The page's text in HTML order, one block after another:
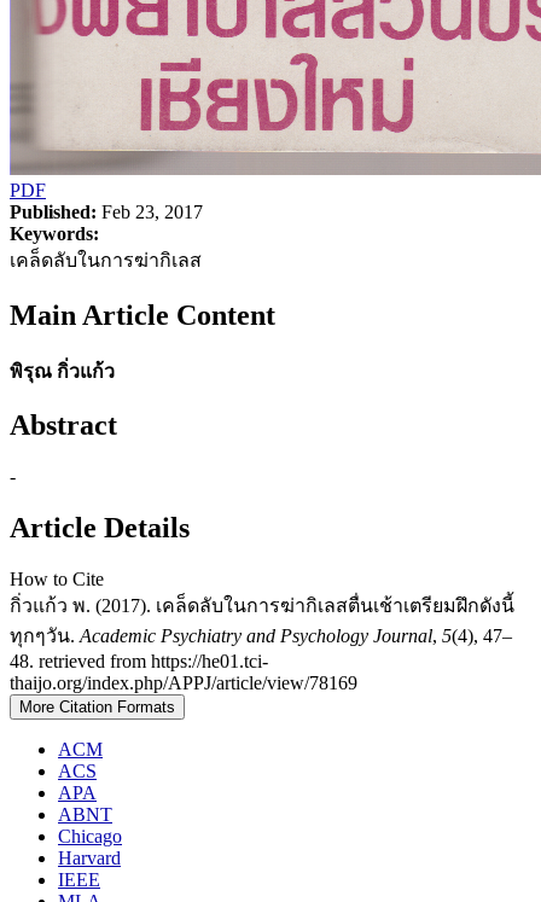
PDF
Published: Feb 23, 2017
Keywords:
เคล็ดลับในการฆ่ากิเลส
Main Article Content
พิรุณ กิ่วแก้ว
Abstract
-
Article Details
How to Cite
กิ่วแก้ว พ. (2017). เคล็ดลับในการฆ่ากิเลสตื่นเช้าเตรียมฝึกดังนี้
ทุกๆวัน. Academic Psychiatry and Psychology Journal, 5(4), 47–
48. retrieved from https://he01.tci-
thaijo.org/index.php/APPJ/article/view/78169
More Citation Formats
ACM
ACS
APA
ABNT
Chicago
Harvard
IEEE